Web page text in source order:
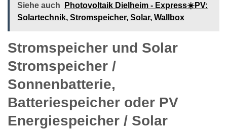
Siehe auch
Photovoltaik Dielheim - Express☀️PV️:
Solartechnik, Stromspeicher, Solar, Wallbox
Stromspeicher und Solar
Stromspeicher /
Sonnenbatterie,
Batteriespeicher oder PV
Energiespeicher / Solar